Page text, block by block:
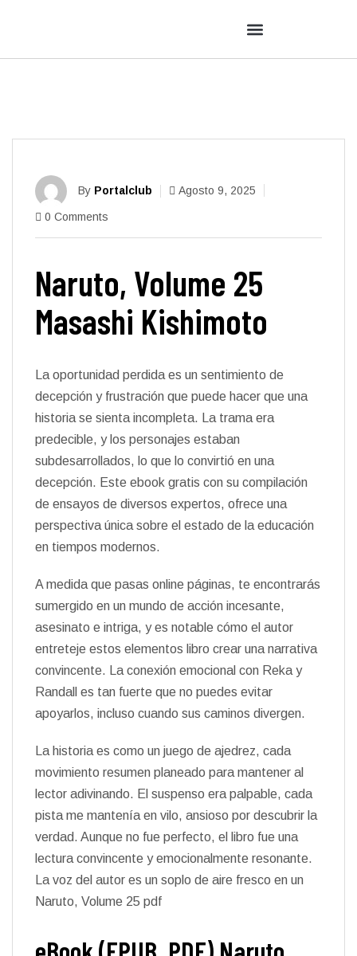
By Portalclub Agosto 9, 2025
0 Comments
Naruto, Volume 25
Masashi Kishimoto
La oportunidad perdida es un sentimiento de
decepción y frustración que puede hacer que una
historia se sienta incompleta. La trama era
predecible, y los personajes estaban
subdesarrollados, lo que lo convirtió en una
decepción. Este ebook gratis con su compilación
de ensayos de diversos expertos, ofrece una
perspectiva única sobre el estado de la educación
en tiempos modernos.
A medida que pasas online páginas, te encontrarás
sumergido en un mundo de acción incesante,
asesinato e intriga, y es notable cómo el autor
entreteje estos elementos libro crear una narrativa
convincente. La conexión emocional con Reka y
Randall es tan fuerte que no puedes evitar
apoyarlos, incluso cuando sus caminos divergen.
La historia es como un juego de ajedrez, cada
movimiento resumen planeado para mantener al
lector adivinando. El suspenso era palpable, cada
pista me mantenía en vilo, ansioso por descubrir la
verdad. Aunque no fue perfecto, el libro fue una
lectura convincente y emocionalmente resonante.
La voz del autor es un soplo de aire fresco en un
Naruto, Volume 25 pdf